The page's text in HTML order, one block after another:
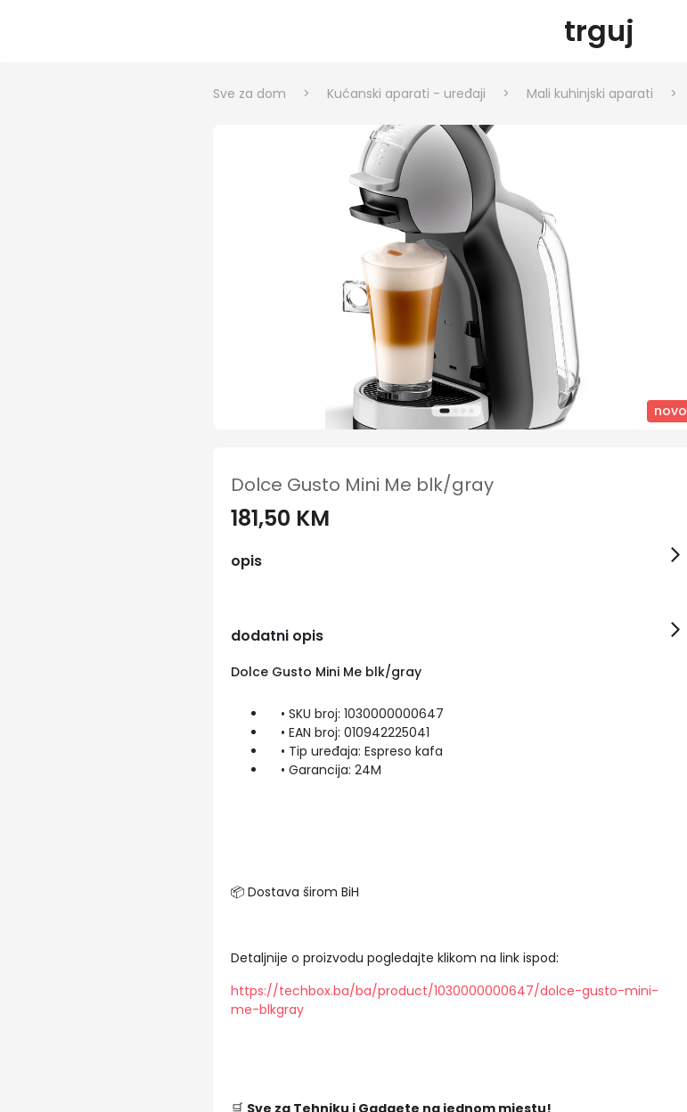
trguj
Sve za dom > Kućanski aparati - uređaji > Mali kuhinjski aparati >
novo
Dolce Gusto Mini Me blk/gray
181,50 KM
opis
dodatni opis
Dolce Gusto Mini Me blk/gray
• SKU broj: 1030000000647
• EAN broj: 010942225041
• Tip uređaja: Espreso kafa
• Garancija: 24M
📦 Dostava širom BiH
Detaljnije o proizvodu pogledajte klikom na link ispod:
https://techbox.ba/ba/product/1030000000647/dolce-gusto-mini-
me-blkgray
🛒 Sve za Tehniku i Gadgete na jednom mjestu!